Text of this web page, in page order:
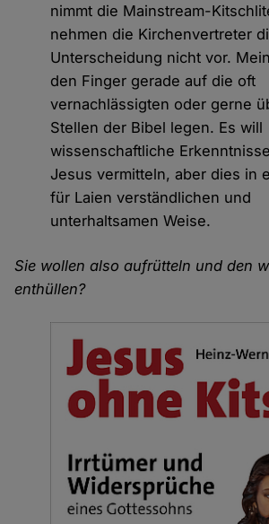
nimmt die Mainstream-
nehmen die Kirchenvertreter
Unterscheidung nicht vor.
den Finger gerade auf die oft
vernachlässigten oder gerne
Stellen der Bibel legen. Es will
wissenschaftliche
Jesus vermitteln, aber dies in
für Laien verständlichen und
unterhaltsamen Weise.
Sie wollen also aufrütteln und den
enthüllen?